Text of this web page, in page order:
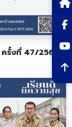
รั้งที่ 47/2567